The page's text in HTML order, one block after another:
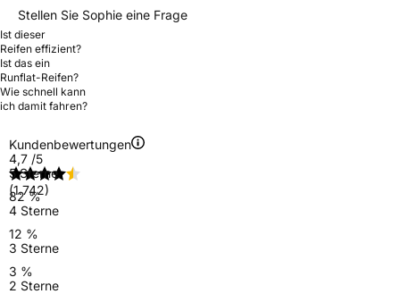
Stellen Sie Sophie eine Frage
Ist dieser
Reifen effizient?
Ist das ein
Runflat-Reifen?
Wie schnell kann
ich damit fahren?
Kundenbewertungen
4,7 /5
(1.742)
5 Sterne
82 %
4 Sterne
12 %
3 Sterne
3 %
2 Sterne